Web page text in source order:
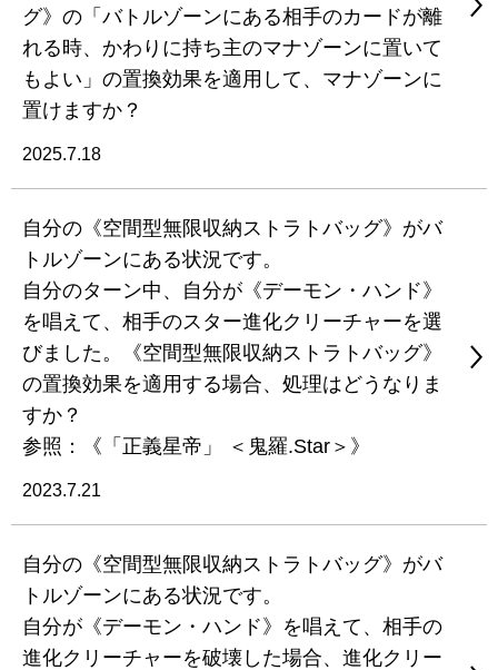
グ》の「バトルゾーンにある相手のカードが離
れる時、かわりに持ち主のマナゾーンに置いて
もよい」の置換効果を適用して、マナゾーンに
置けますか？
2025.7.18
自分の《空間型無限収納ストラトバッグ》がバ
トルゾーンにある状況です。
自分のターン中、自分が《デーモン・ハンド》
を唱えて、相手のスター進化クリーチャーを選
びました。《空間型無限収納ストラトバッグ》
の置換効果を適用する場合、処理はどうなりま
すか？
参照：《「正義星帝」 ＜鬼羅.Star＞》
2023.7.21
自分の《空間型無限収納ストラトバッグ》がバ
トルゾーンにある状況です。
自分が《デーモン・ハンド》を唱えて、相手の
進化クリーチャーを破壊した場合、進化クリー